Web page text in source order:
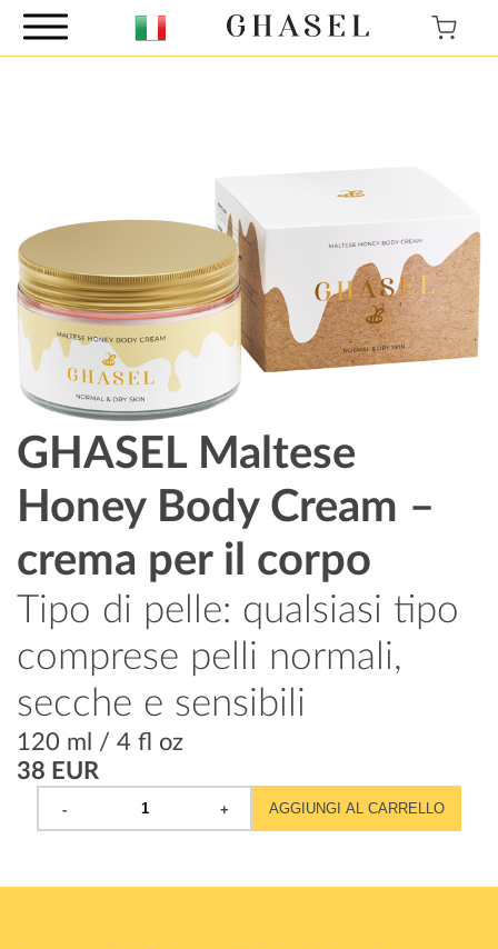
Prev
Next
GHASEL Maltese
Honey Body Cream –
crema per il corpo
Tipo di pelle: qualsiasi tipo
comprese pelli normali,
secche e sensibili
120 ml / 4 fl oz
38 EUR
AGGIUNGI AL CARRELLO